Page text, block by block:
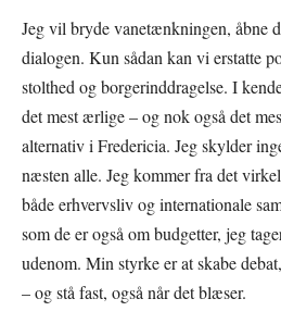
Jeg vil bryde vanetænkningen, åbne
dialogen. Kun sådan kan vi erstatte
stolthed og borgerinddragelse. I
det mest ærlige – og nok også det
alternativ i Fredericia. Jeg skylder
næsten alle. Jeg kommer fra det
både erhvervsliv og internationale
som de er også om budgetter, jeg
udenom. Min styrke er at skabe
– og stå fast, også når det blæser.